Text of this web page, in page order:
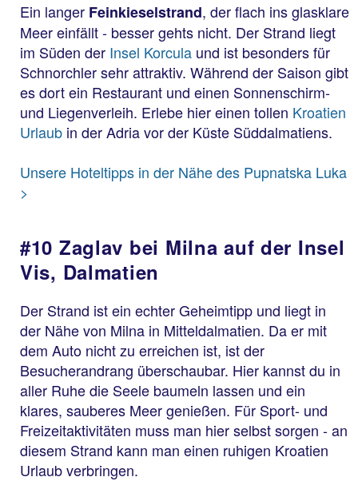
Ein langer Feinkieselstrand, der flach ins glasklare
Meer einfällt - besser gehts nicht. Der Strand liegt
im Süden der Insel Korcula und ist besonders für
Schnorchler sehr attraktiv. Während der Saison gibt
es dort ein Restaurant und einen Sonnenschirm-
und Liegenverleih. Erlebe hier einen tollen Kroatien
Urlaub in der Adria vor der Küste Süddalmatiens.
Unsere Hoteltipps in der Nähe des Pupnatska Luka
>
#10 Zaglav bei Milna auf der Insel
Vis, Dalmatien
Der Strand ist ein echter Geheimtipp und liegt in
der Nähe von Milna in Mitteldalmatien. Da er mit
dem Auto nicht zu erreichen ist, ist der
Besucherandrang überschaubar. Hier kannst du in
aller Ruhe die Seele baumeln lassen und ein
klares, sauberes Meer genießen. Für Sport- und
Freizeitaktivitäten muss man hier selbst sorgen - an
diesem Strand kann man einen ruhigen Kroatien
Urlaub verbringen.